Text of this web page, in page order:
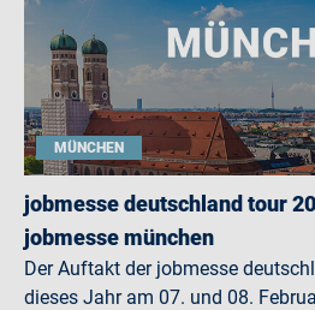
MÜNCHEN
jobmesse deutschland tour
jobmesse münchen
Der Auftakt der jobmesse
dieses Jahr am 07. und 08.